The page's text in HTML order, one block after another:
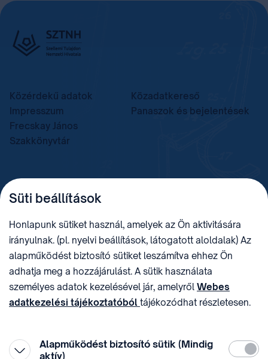
Közérdekű adatok
Közadatkereső
Impresszum
Panaszok és bejelentések
Frecskay János
Szakkönyvtár
TELEFON
+36 (1) 312 4400
sztnh@hipo.gov.hu 15311746-2-42
CÍM
1081 Budapest II. János
Pál pápa tér 7.
HIVATAL RÖVID NEVE
SZTNHOPS, KRID:
174434905
KÖZÖSSÉGI MÉDIA
Süti beállítások
Honlapunk sütiket használ, amelyek az Ön aktivitására
irányulnak. (pl. nyelvi beállítások, látogatott aloldalak) Az
alapműködést biztosító sütiket leszámítva ehhez Ön
adhatja meg a hozzájárulást. A sütik használata
személyes adatok kezelésével jár, amelyről Webes
adatkezelési tájékoztatóból tájékozódhat részletesen.
Alapműködést biztosító sütik (Mindig
aktív)